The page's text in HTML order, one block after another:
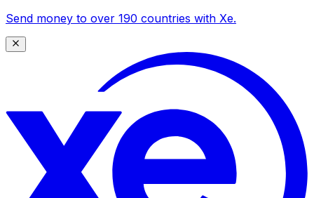
Send money to over 190 countries with Xe.